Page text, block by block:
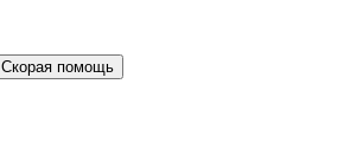
Скорая помощь